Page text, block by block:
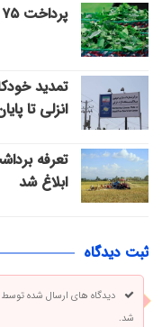
پرداخت ۷۵ درصد مطالبات چایکاران
تمدید
انزلی تا
ابلاغ شد
ثبت دیدگاه
دیدگاه های ارسال شده
شد.